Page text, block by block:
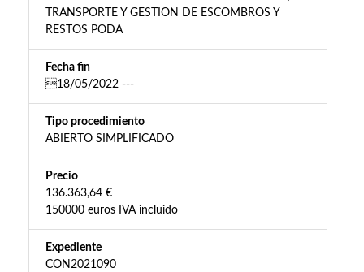
TRANSPORTE Y GESTION DE ESCOMBROS Y
RESTOS PODA
Fecha fin
18/05/2022 ---
Tipo procedimiento
ABIERTO SIMPLIFICADO
Precio
136.363,64 €
150000 euros IVA incluido
Expediente
CON2021090